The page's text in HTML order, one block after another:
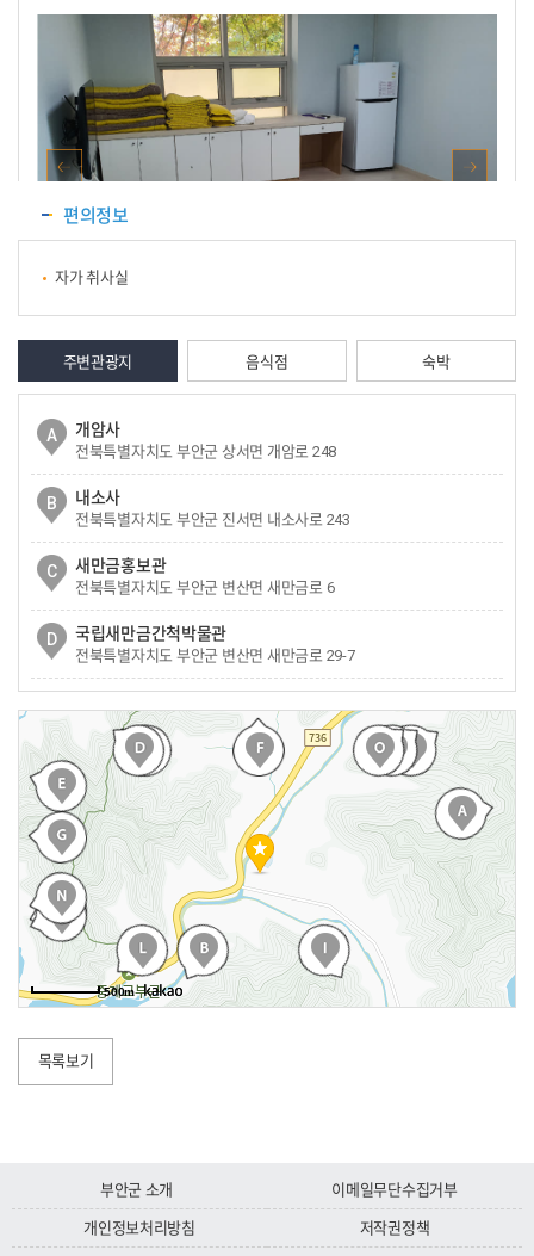
객실명 금성
면적(㎡)
구비물품 침구, TV, 냉·난방기, 냉장고, 개인사물함
구비물품 침구, TV, 냉·난방기, 냉장고, 개인사물함
편의정보
자가 취사실
주변관광지 음식점 숙박
A 개암사
전북특별자치도 부안군 상서면 개암로 248
B 내소사
전북특별자치도 부안군 진서면 내소사로 243
C 새만금홍보관
전북특별자치도 부안군 변산면 새만금로 6
D 국립새만금간척박물관
전북특별자치도 부안군 변산면 새만금로 29-7
E
전북특별자치도 부안군 변산면 변산로 2100
F 새만금환경생태단지
전북특별자치도 부안군 하서면 불등길 58-85
G 고사포해수욕장
전북특별자치도 부안군 변산면 노루목길 8-8
H 누에타운
전북특별자치도 부안군 변산면 참뽕로 434-20
I 부안 줄포만 노을빛 정원
전북특별자치도 부안군 줄포면 생태공원로 38
매창테마관(공원)
전북특별자치도 부안군 부안읍 매창1길 25
전북특별자치도 부안군 변산면 모항길 23-1
M 부안 역사문화관
500m
목록보기
부안군 소개 이메일무단수집거부
개인정보처리방침 저작권정책